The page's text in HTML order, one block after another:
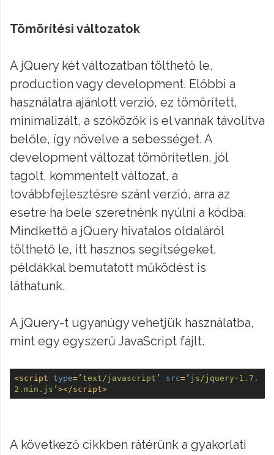
Tömörítési változatok
A jQuery két változatban tölthető le,
production vagy development. Előbbi a
használatra ajánlott verzió, ez tömörített,
minimalizált, a szóközök is el vannak távolítva
belőle, így növelve a sebességet. A
development változat tömörítetlen, jól
tagolt, kommentelt változat, a
továbbfejlesztésre szánt verzió, arra az
esetre ha bele szeretnénk nyúlni a kódba.
Mindkettő a jQuery hivatalos oldaláról
tölthető le, itt hasznos segítségeket,
példákkal bemutatott működést is
láthatunk.
A jQuery-t ugyanúgy vehetjük használatba,
mint egy egyszerű JavaScript fájlt.
<script type=’text/javascript’ src=’js/jquery-1.7.
2.min.js’></script>
A következő cikkben rátérünk a gyakorlati